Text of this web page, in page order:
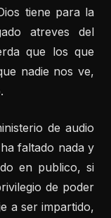
tiene para la
atreves del
que los que
nadie nos ve,
de audio
faltado nada y
en publico, si
de poder
a ser impartido,